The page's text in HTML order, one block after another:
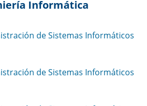
Informática
de Sistemas Informáticos
de Sistemas Informáticos